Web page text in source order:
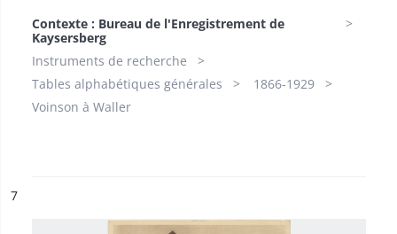
Contexte : Bureau de l'Enregistrement de
Kaysersberg
Instruments de recherche
Tables alphabétiques générales
1866-1929
Voinson à Waller
n°
7